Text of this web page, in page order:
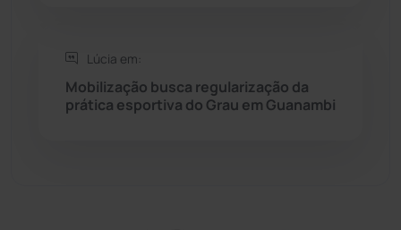
Tecnologia
Lúcia em:
Mobilização busca regularização da
prática esportiva do Grau em Guanambi